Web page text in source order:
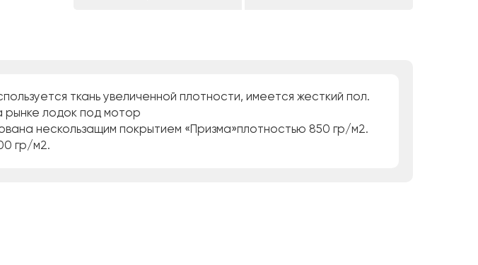
ткань увеличенной плотности, имеется жесткий пол.
рынке лодок под мотор
нескользащим покрытием «Призма»плотностью 850 гр/м2.
гр/м2.